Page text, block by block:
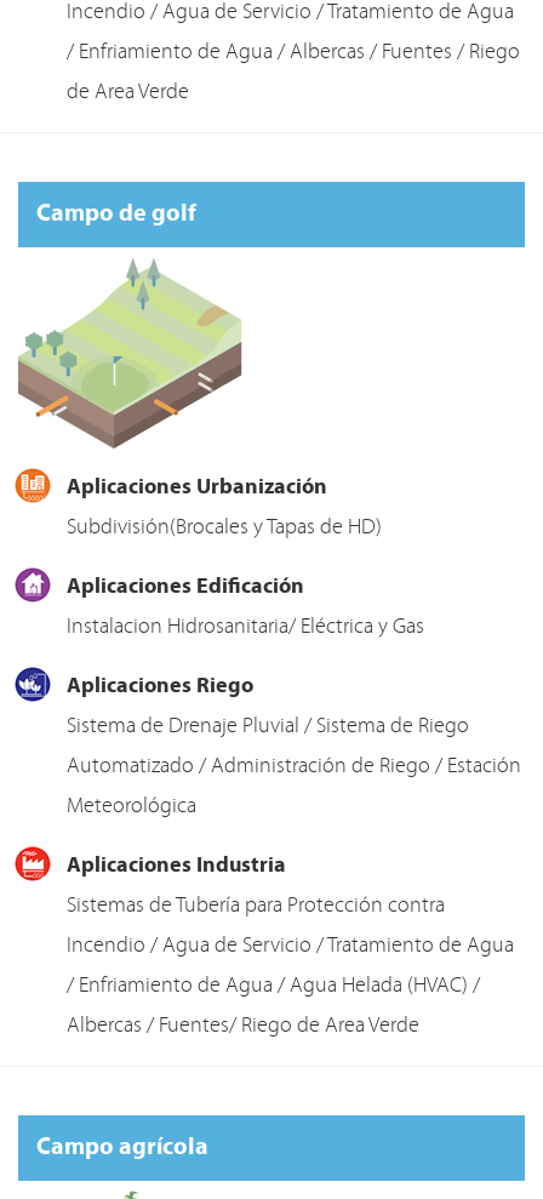
Incendio / Agua de Servicio / Tratamiento de Agua
/ Enfriamiento de Agua / Albercas / Fuentes / Riego
de Area Verde
Campo de golf
Aplicaciones Urbanización
Subdivisión(Brocales y Tapas de HD)
Aplicaciones Edificación
Instalacion Hidrosanitaria/ Eléctrica y Gas
Aplicaciones Riego
Sistema de Drenaje Pluvial / Sistema de Riego
Automatizado / Administración de Riego / Estación
Meteorológica
Aplicaciones Industria
Sistemas de Tubería para Protección contra
Incendio / Agua de Servicio / Tratamiento de Agua
/ Enfriamiento de Agua / Agua Helada (HVAC) /
Albercas / Fuentes/ Riego de Area Verde
Campo agrícola